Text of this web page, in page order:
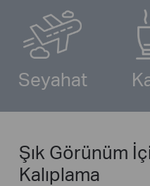
Seyahat
Şık Görünüm
Kalıplama